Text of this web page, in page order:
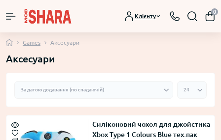
Клієнту
0
Games Аксесуари
Аксесуари
Силіконовий чохол для джойстика
Xbox Type 1 Colours Blue тех.пак